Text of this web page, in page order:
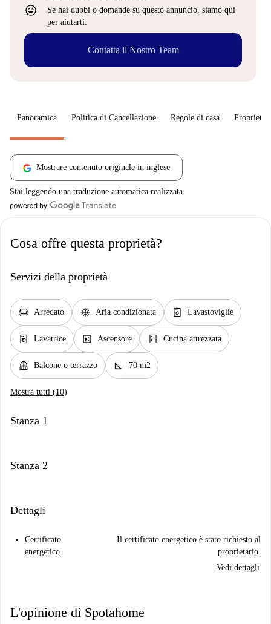
sentiment_very_satisfied
Se hai dubbi o domande su questo annuncio, siamo qui
per aiutarti.
Contatta il Nostro Team
Panoramica Politica di Cancellazione Regole di casa
Mostrare contenuto originale in inglese
Stai leggendo una traduzione automatica realizzata
Cosa offre questa proprietà?
Servizi della proprietà
chair Arredato ac_unit Aria condizionata dishwasher_gen Lavastoviglie
local_laundry_service Lavatrice elevator Ascensore kitchen Cucina attrezzata
balcony Balcone o terrazzo square_foot 70 m2
Mostra tutti (10)
Stanza 1
Stanza 2
Dettagli
Certificato
energetico
Il certificato energetico è stato richiesto al
proprietario.
Vedi dettagli
L'opinione di Spotahome